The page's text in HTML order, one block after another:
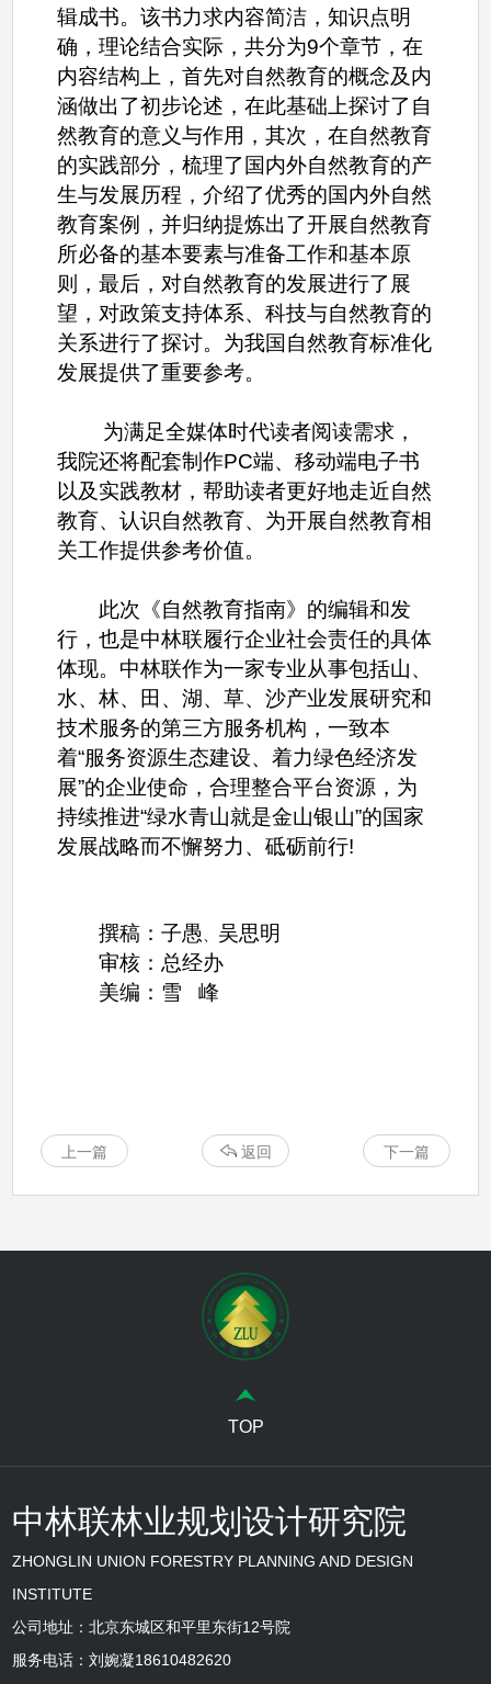
辑成书。该书力求内容简洁，知识点明
确，理论结合实际，共分为9个章节，在
内容结构上，首先对自然教育的概念及内
涵做出了初步论述，在此基础上探讨了自
然教育的意义与作用，其次，在自然教育
的实践部分，梳理了国内外自然教育的产
生与发展历程，介绍了优秀的国内外自然
教育案例，并归纳提炼出了开展自然教育
所必备的基本要素与准备工作和基本原
则，最后，对自然教育的发展进行了展
望，对政策支持体系、科技与自然教育的
关系进行了探讨。为我国自然教育标准化
发展提供了重要参考。
为满足全媒体时代读者阅读需求，
我院还将配套制作PC端、移动端电子书
以及实践教材，帮助读者更好地走近自然
教育、认识自然教育、为开展自然教育相
关工作提供参考价值。
此次《自然教育指南》的编辑和发
行，也是中林联履行企业社会责任的具体
体现。中林联作为一家专业从事包括山、
水、林、田、湖、草、沙产业发展研究和
技术服务的第三方服务机构，一致本
着“服务资源生态建设、着力绿色经济发
展”的企业使命，合理整合平台资源，为
持续推进“绿水青山就是金山银山”的国家
发展战略而不懈努力、砥砺前行!
撰稿：子愚
吴思明
审核：总经办
美编：雪 峰
上一篇 返回 下一篇
TOP
中林联林业规划设计研究院
ZHONGLIN UNION FORESTRY PLANNING AND DESIGN
INSTITUTE
公司地址：北京东城区和平里东街12号院
服务电话：刘婉凝18610482620